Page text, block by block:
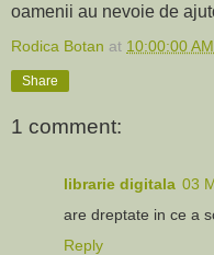
oamenii au nevoie de
Rodica Botan at 10:00:00 AM
Share
1 comment:
librarie digitala 03
are dreptate in ce a
Reply